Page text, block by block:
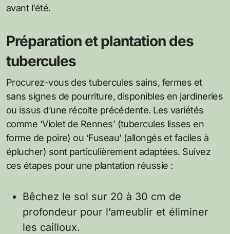
avant l’été.
Préparation et plantation des
tubercules
Procurez-vous des tubercules sains, fermes et
sans signes de pourriture, disponibles en jardineries
ou issus d’une récolte précédente. Les variétés
comme ‘Violet de Rennes’ (tubercules lisses en
forme de poire) ou ‘Fuseau’ (allongés et faciles à
éplucher) sont particulièrement adaptées. Suivez
ces étapes pour une plantation réussie :
Bêchez le sol sur 20 à 30 cm de
profondeur pour l’ameublir et éliminer
les cailloux.